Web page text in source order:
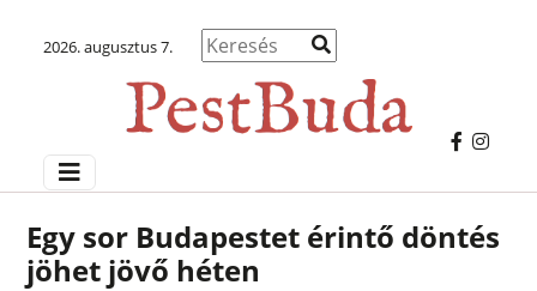
2026. augusztus 7.
Egy sor Budapestet érintő döntés
jöhet jövő héten